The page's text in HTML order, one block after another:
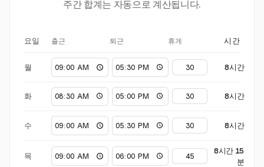
주간 합계는 자동으로 계산됩니다.
요일 출근 퇴근 휴게 시간
월 8시간
화 8시간
수 8시간
목
8시간 15
분